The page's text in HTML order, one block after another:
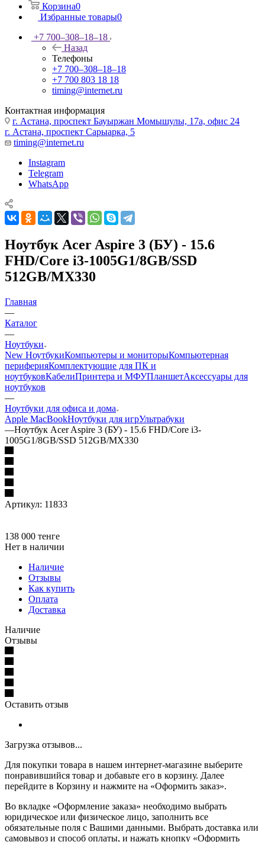
Корзина0
Избранные товары0
+7 700‒308‒18‒18
Назад
Телефоны
+7 700‒308‒18‒18
+7 700 803 18 18
timing@internet.ru
Контактная информация
г. Астана, проспект Бауыржан Момышулы, 17а, офис 24
г. Астана, проспект Сарыарка, 5
timing@internet.ru
Instagram
Telegram
WhatsApp
Ноутбук Acer Aspire 3 (БУ) - 15.6
FHD/Core i3-1005G1/8GB/SSD
512GB/MX330
Главная
—
Каталог
—
Ноутбуки
New НоутбукиКомпьютеры и мониторыКомпьютерная
периферияКомплектующие для ПК и
ноутбуковКабелиПринтера и МФУПланшетАксессуары для
ноутбуков
—
Ноутбуки для офиса и дома
Apple MacBookНоутбуки для игрУльтрабуки
—Ноутбук Acer Aspire 3 (БУ) - 15.6 FHD/Core i3-
1005G1/8GB/SSD 512GB/MX330
Артикул: 11833
138 000 тенге
Нет в наличии
Наличие
Отзывы
Как купить
Оплата
Доставка
Наличие
Отзывы
Оставить отзыв
Загрузка отзывов...
Для покупки товара в нашем интернет-магазине выберите
понравившийся товар и добавьте его в корзину. Далее
перейдите в Корзину и нажмите на «Оформить заказ».
Во вкладке «Оформление заказа» необходимо выбрать
юридическое или физическое лицо, заполнить все
обязательные поля с Вашими данными. Выбрать доставка или
самовывоз и способ оплаты, и нажать кнопку «Оформить